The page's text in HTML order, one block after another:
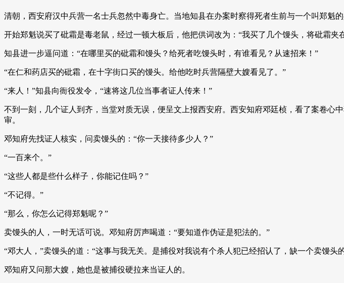
清朝，西安府汉中兵营一名士兵忽然中毒身亡。当地知县在办案时察得死者生前与一个叫郑魁
开始郑魁说买了砒霜是毒老鼠，经过一顿大板后，他把供词改为：“我买了几个馒头，将砒霜夹
知县进一步逼问道：“在哪里买的砒霜和馒头？给死者吃馒头时，有谁看见？从速招来！”
“在仁和药店买的砒霜，在十字街口买的馒头。给他吃时兵营隔壁大嫂看见了。”
“来人！”知县向衙役发令，“速将这几位当事者证人传来！”
不到一刻，几个证人到齐，当堂对质无误，便呈文上报西安府。西安知府邓廷桢，看了案卷
审。
邓知府先找证人核实，问卖馒头的：“你一天接待多少人？”
“一百来个。”
“这些人都是些什么样子，你能记住吗？”
“不记得。”
“那么，你怎么记得郑魁呢？”
卖馒头的人，一时无话可说。邓知府厉声喝道：“要知道作伪证是犯法的。”
“邓大人，”卖馒头的道：“这事与我无关。是捕役对我说有个杀人犯已经招认了，缺一个卖馒
邓知府又问那大嫂，她也是被捕役硬拉来当证人的。